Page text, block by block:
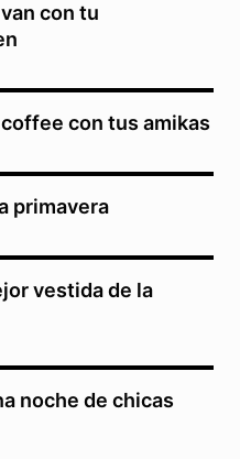
con tu
con tus amikas
primavera
vestida de la
noche de chicas